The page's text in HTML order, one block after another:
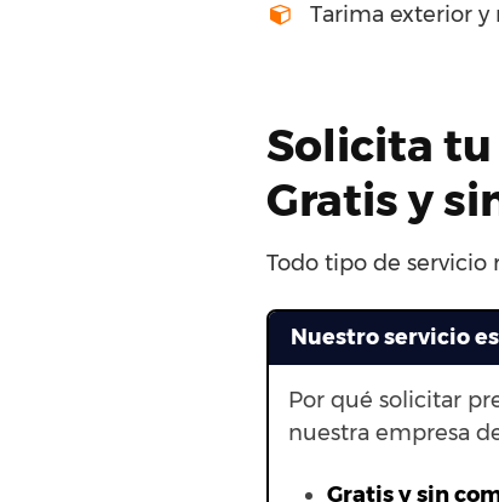
Tarima exterior y
Solicita
Gratis y
Todo tipo de servicio
Nuestro servicio
Por qué solicitar
nuestra empresa
Gratis y sin